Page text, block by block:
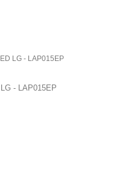
LG - LAP015EP